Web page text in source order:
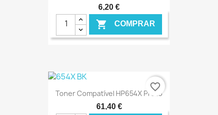
6,20 €
 COMPRAR
€ ONLINE
Toner Compatível HP654X Preto
61,40 €
favorite_border